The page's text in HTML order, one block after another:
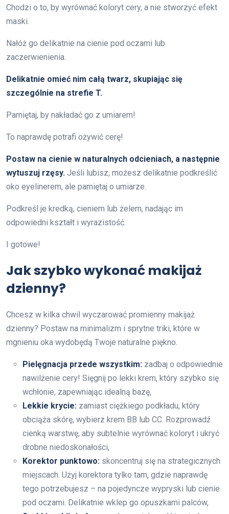
Chodzi o to, by wyrównać koloryt cery, a nie stworzyć efekt
maski.
Nałóż go delikatnie na cienie pod oczami lub
zaczerwienienia.
Delikatnie omieć nim całą twarz, skupiając się
szczególnie na strefie T.
Pamiętaj, by nakładać go z umiarem!
To naprawdę potrafi ożywić cerę!
Postaw na cienie w naturalnych odcieniach, a następnie
wytuszuj rzęsy. Jeśli lubisz, możesz delikatnie podkreślić
oko eyelinerem, ale pamiętaj o umiarze.
Podkreśl je kredką, cieniem lub żelem, nadając im
odpowiedni kształt i wyrazistość.
I gotowe!
Jak szybko wykonać makijaż
dzienny?
Chcesz w kilka chwil wyczarować promienny makijaż
dzienny? Postaw na minimalizm i sprytne triki, które w
mgnieniu oka wydobędą Twoje naturalne piękno.
Pielęgnacja przede wszystkim: zadbaj o odpowiednie
nawilżenie cery! Sięgnij po lekki krem, który szybko się
wchłonie, zapewniając idealną bazę,
Lekkie krycie: zamiast ciężkiego podkładu, który
obciąża skórę, wybierz krem BB lub CC. Rozprowadź
cienką warstwę, aby subtelnie wyrównać koloryt i ukryć
drobne niedoskonałości,
Korektor punktowo: skoncentruj się na strategicznych
miejscach. Użyj korektora tylko tam, gdzie naprawdę
tego potrzebujesz – na pojedyncze wypryski lub cienie
pod oczami. Delikatnie wklep go opuszkami palców,